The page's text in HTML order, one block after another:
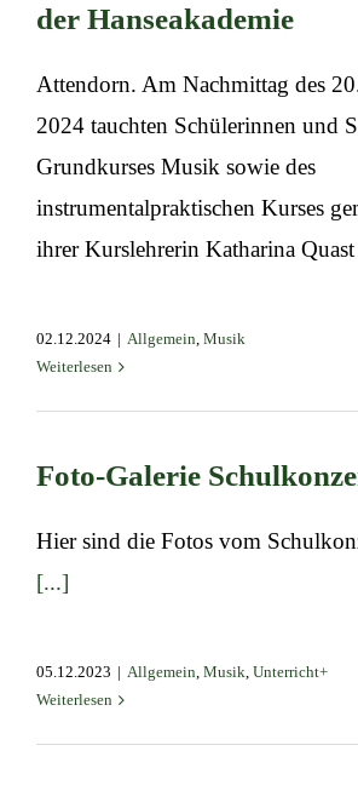
der Hanseakademie
Attendorn. Am Nachmittag des
2024 tauchten Schülerinnen und
Grundkurses Musik sowie des
instrumentalpraktischen Kurses
ihrer Kurslehrerin Katharina
02.12.2024 | Allgemein, Musik
Weiterlesen
Foto-Galerie
Hier sind die Fotos vom
[...]
05.12.2023 | Allgemein, Musik, Unterricht+
Weiterlesen